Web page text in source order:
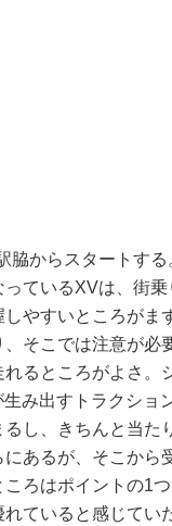
からスタートする
ているXVは、街
やすいところがま
そこでは注意が必
るところがよさ。
み出すトラクショ
し、きちんと当た
あるが、そこから
ろはポイントの1
ていると感じてい